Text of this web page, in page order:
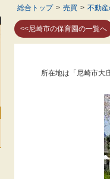
総合トップ > 売買 > 不動
<<尼崎市の保育園の一覧へ
所在地は「尼崎市大